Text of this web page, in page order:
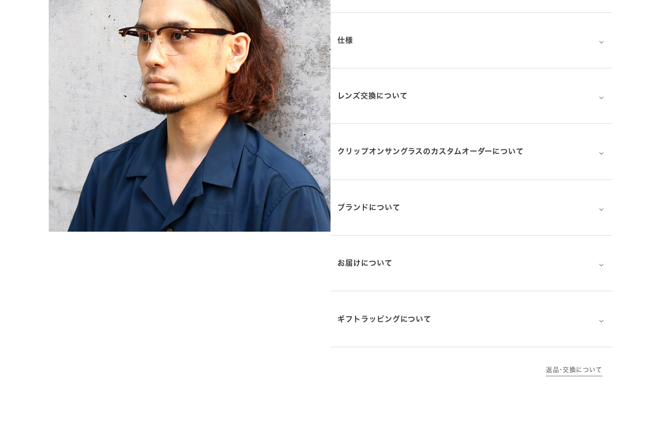
仕様 ⌵
レンズ交換について ⌵
クリップオンサングラスのカスタムオーダーについて ⌵
ブランドについて ⌵
お届けについて ⌵
ギフトラッピングについて ⌵
返品･交換について